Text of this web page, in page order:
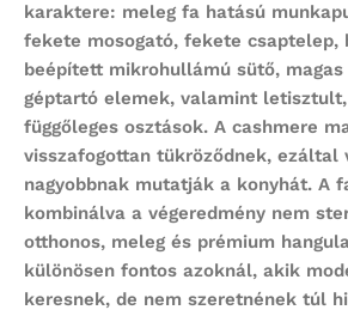
karaktere: meleg fa hatású
fekete mosogató, fekete csaptelep,
beépített mikrohullámú sütő,
géptartó elemek, valamint
függőleges osztások. A cashmere
visszafogottan tükröződnek, ezáltal
nagyobbnak mutatják a konyhát. A
kombinálva a végeredmény nem
otthonos, meleg és prémium
különösen fontos azoknál, akik
keresnek, de nem szeretnének túl